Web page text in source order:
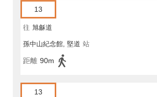
13
往 旭龢道
孫中山紀念館, 堅道 站
距離 90m
13